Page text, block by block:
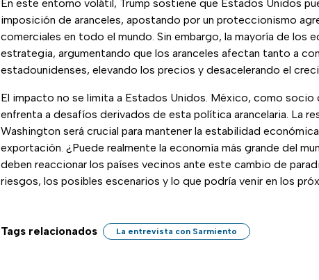
En este entorno volátil, Trump sostiene que Estados Unidos
imposición de aranceles, apostando por un proteccionismo
comerciales en todo el mundo. Sin embargo, la mayoría de los
estrategia, argumentando que los aranceles afectan tanto a
estadounidenses, elevando los precios y desacelerando el
El impacto no se limita a Estados Unidos. México, como
enfrenta a desafíos derivados de esta política arancelaria. La
Washington será crucial para mantener la estabilidad
exportación. ¿Puede realmente la economía más grande del
deben reaccionar los países vecinos ante este cambio de
riesgos, los posibles escenarios y lo que podría venir en los
Tags relacionados La entrevista con Sarmiento